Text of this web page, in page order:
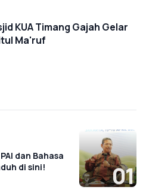
KUA Timang Gajah Gelar
Ma'ruf
dan Bahasa
di sini!
01